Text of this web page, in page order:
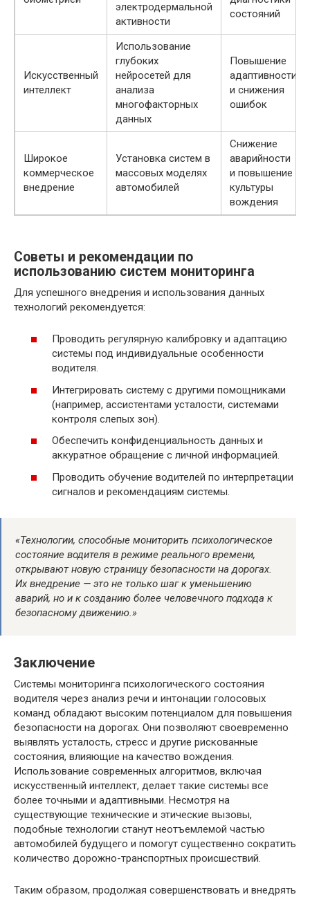
электродермальной
активности
состояний
Искусственный
интеллект
Использование
глубоких
нейросетей для
анализа
многофакторных
данных
Повышение
адаптивности
и снижения
ошибок
Широкое
коммерческое
внедрение
Установка систем в
массовых моделях
автомобилей
Снижение
аварийности
и повышение
культуры
вождения
Советы и рекомендации по
использованию систем мониторинга
Для успешного внедрения и использования данных
технологий рекомендуется:
Проводить регулярную калибровку и адаптацию
системы под индивидуальные особенности
водителя.
Интегрировать систему с другими помощниками
(например, ассистентами усталости, системами
контроля слепых зон).
Обеспечить конфиденциальность данных и
аккуратное обращение с личной информацией.
Проводить обучение водителей по интерпретации
сигналов и рекомендациям системы.
«Технологии, способные мониторить психологическое
состояние водителя в режиме реального времени,
открывают новую страницу безопасности на дорогах.
Их внедрение — это не только шаг к уменьшению
аварий, но и к созданию более человечного подхода к
безопасному движению.»
Заключение
Системы мониторинга психологического состояния
водителя через анализ речи и интонации голосовых
команд обладают высоким потенциалом для повышения
безопасности на дорогах. Они позволяют своевременно
выявлять усталость, стресс и другие рискованные
состояния, влияющие на качество вождения.
Использование современных алгоритмов, включая
искусственный интеллект, делает такие системы все
более точными и адаптивными. Несмотря на
существующие технические и этические вызовы,
подобные технологии станут неотъемлемой частью
автомобилей будущего и помогут существенно сократить
количество дорожно-транспортных происшествий.
Таким образом, продолжая совершенствовать и внедрять